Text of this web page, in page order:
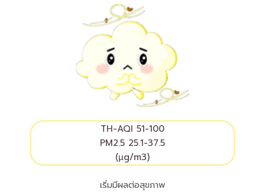
TH-AQI 51-100
PM2.5 25.1-37.5
(µg/m3)
เริ่มมีผลต่อสุขภาพ